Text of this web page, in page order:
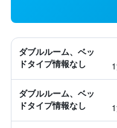
ダブルルーム、ベッ
ドタイプ情報なし
ダブルルーム、ベッ
ドタイプ情報なし